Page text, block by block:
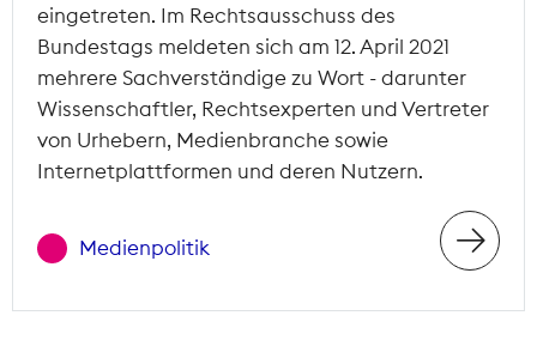
eingetreten. Im Rechtsausschuss des
Bundestags meldeten sich am 12. April 2021
mehrere Sachverständige zu Wort - darunter
Wissenschaftler, Rechtsexperten und Vertreter
von Urhebern, Medienbranche sowie
Internetplattformen und deren Nutzern.
Medienpolitik